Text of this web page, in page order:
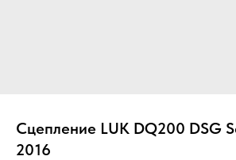
Сцепление LUK DQ200 DSG
2016